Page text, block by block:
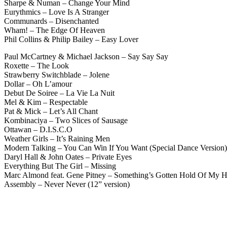
Sharpe & Numan – Change Your Mind
Eurythmics – Love Is A Stranger
Communards – Disenchanted
Wham! – The Edge Of Heaven
Phil Collins & Philip Bailey – Easy Lover
Paul McCartney & Michael Jackson – Say Say Say
Roxette – The Look
Strawberry Switchblade – Jolene
Dollar – Oh L’amour
Debut De Soiree – La Vie La Nuit
Mel & Kim – Respectable
Pat & Mick – Let’s All Chant
Kombinaciya – Two Slices of Sausage
Ottawan – D.I.S.C.O
Weather Girls – It’s Raining Men
Modern Talking – You Can Win If You Want (Special Dance Version)
Daryl Hall & John Oates – Private Eyes
Everything But The Girl – Missing
Marc Almond feat. Gene Pitney – Something’s Gotten Hold Of My
Assembly – Never Never (12” version)